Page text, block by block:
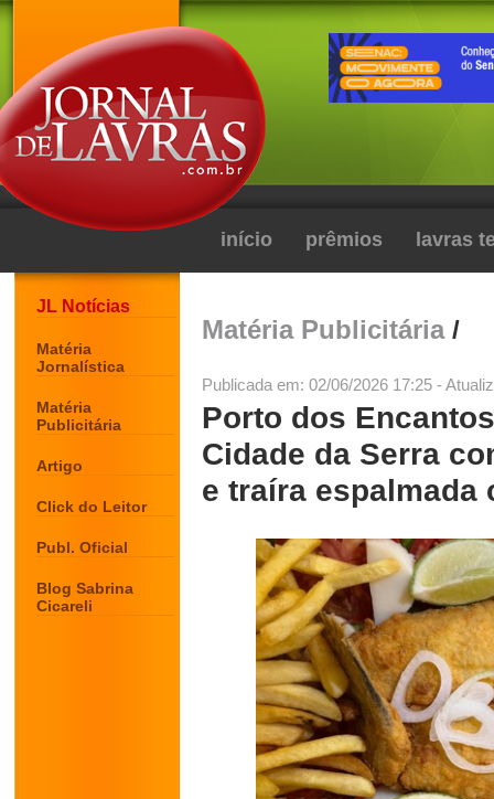
início prêmios lavras
JL Notícias
Matéria
Jornalística
Matéria
Publicitária
Artigo
Click do Leitor
Publ. Oficial
Blog Sabrina
Cicareli
Matéria Publicitária/
Publicada em: 02/06/2026 17:25 -
Porto dos
Cidade da Serra
e traíra espalmada